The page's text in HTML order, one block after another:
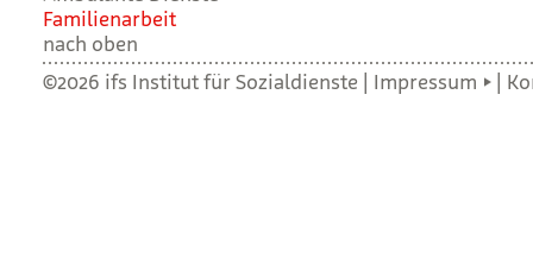
Fami­li­en­ar­beit
nach oben
©2026 ifs Institut für Sozialdienste | Impressum